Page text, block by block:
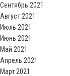
Сентябрь 2021
Август 2021
Июль 2021
Июнь 2021
Май 2021
Апрель 2021
Март 2021